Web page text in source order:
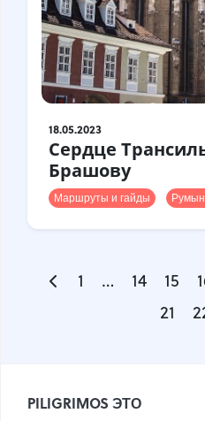
18.05.2023
Сердце
Брашову
Маршруты и гайды
1 … 14 15
21
PILIGRIMOS ЭТО